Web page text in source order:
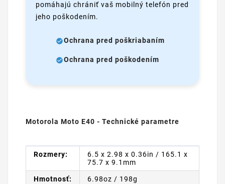
pomáhajú chrániť vaš mobilný telefón pred
jeho poškodením.
Ochrana pred poškriabaním
Ochrana pred poškodením
Motorola Moto E40 - Technické parametre
Rozmery:
6.5 x 2.98 x 0.36in / 165.1 x
75.7 x 9.1mm
Hmotnosť: 6.98oz / 198g